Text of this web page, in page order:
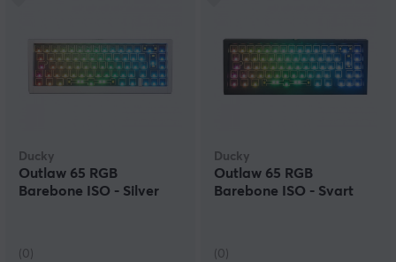
Ducky
Outlaw 65 RGB
Barebone ISO - Silver
(0)
Ducky
Outlaw 65 RGB
Barebone ISO - Svart
(0)